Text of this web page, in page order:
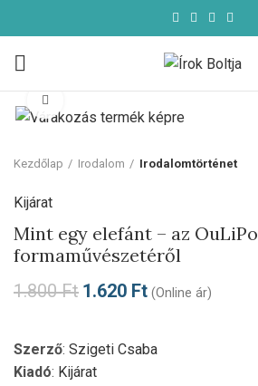
Kezdőlap Irodalom Irodalomtörténet
Kijárat
Mint egy elefánt – az OuLiPo
formaművészetéről
1.800Ft 1.620 Ft (Online ár)
Szerző: Szigeti Csaba
Kiadó: Kijárat